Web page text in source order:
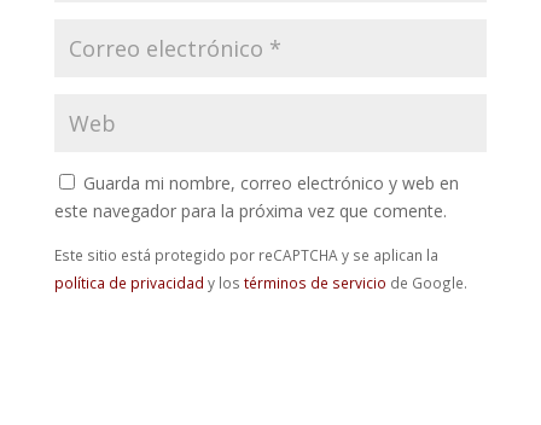
Guarda mi nombre, correo electrónico y web en
este navegador para la próxima vez que comente.
Este sitio está protegido por reCAPTCHA y se aplican la
política de privacidad y los términos de servicio de Google.